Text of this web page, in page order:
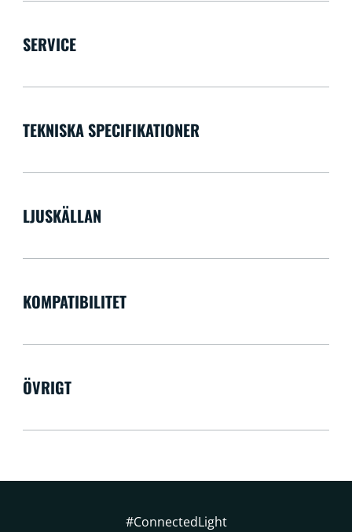
SERVICE
TEKNISKA SPECIFIKATIONER
LJUSKÄLLAN
KOMPATIBILITET
ÖVRIGT
#ConnectedLight